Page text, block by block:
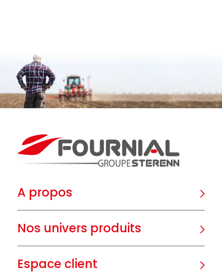
A propos
Nos univers produits
Espace client